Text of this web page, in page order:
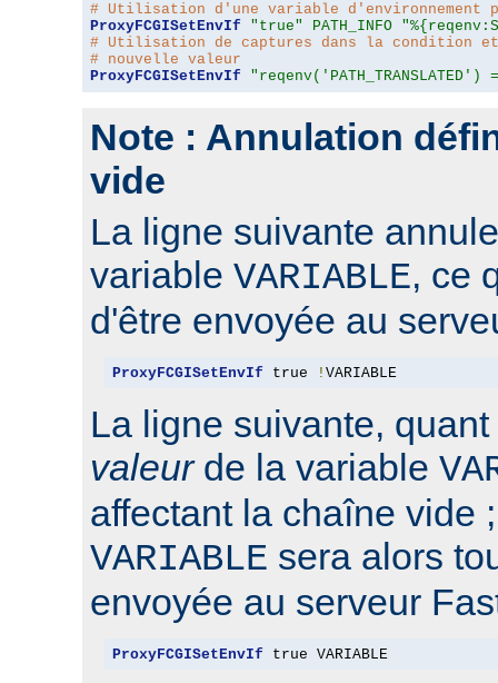
# Utilisation d'une variable d'environnement
ProxyFCGISetEnvIf
"true" PATH_INFO
# Utilisation de captures dans la condition
# nouvelle valeur
ProxyFCGISetEnvIf
Note : Annulation
vide
La ligne suivante
variable VARIABLE, ce
d'être envoyée au
ProxyFCGISetEnvIf true ! VARIABLE
La ligne suivante,
valeurde la variable
affectant la chaîne vide
VARIABLE sera alors
envoyée au serveur
ProxyFCGISetEnvIf true VARIABLE